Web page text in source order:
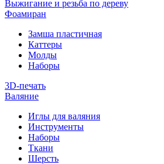
Выжигание и резьба по дереву
Фоамиран
Замша пластичная
Каттеры
Молды
Наборы
3D-печать
Валяние
Иглы для валяния
Инструменты
Наборы
Ткани
Шерсть